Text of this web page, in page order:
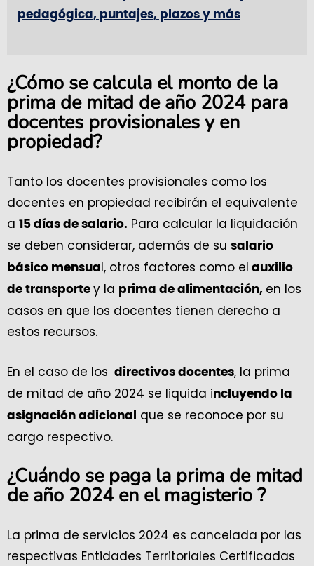
pedagógica, puntajes, plazos y más
¿Cómo se calcula el monto de la
prima de mitad de año 2024 para
docentes provisionales y en
propiedad?
Tanto los docentes provisionales como los
docentes en propiedad recibirán el equivalente
a 15 días de salario. Para calcular la liquidación
se deben considerar, además de su salario
básico mensual, otros factores como el auxilio
de transporte y la prima de alimentación, en los
casos en que los docentes tienen derecho a
estos recursos.
En el caso de los directivos docentes, la prima
de mitad de año 2024 se liquida incluyendo la
asignación adicional
que se reconoce por su
cargo respectivo.
¿Cuándo se paga la prima de mitad
de año 2024 en el magisterio ?
La prima de servicios 2024 es cancelada por las
respectivas Entidades Territoriales Certificadas